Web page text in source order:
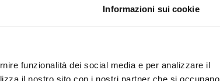
Informazioni sui cookie
funzionalità dei social media e per analizzare il
il nostro sito con i nostri partner che si occupano
a Parigi,...